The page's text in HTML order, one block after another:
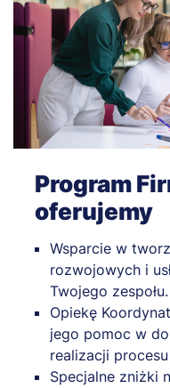
Program
oferujemy
Wsparcie w
rozwojowych i
Twojego zespołu.
Opiekę
jego pomoc w
realizacji
Specjalne zniżki